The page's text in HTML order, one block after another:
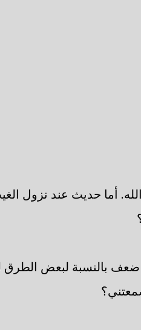
أما حديث عند نزول
ضعف بالنسبة لبعض